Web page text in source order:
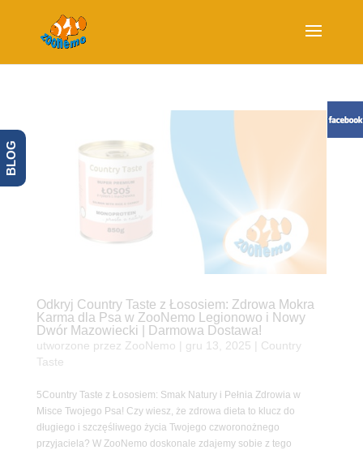
Odkryj Country Taste z Łososiem: Zdrowa Mokra
Karma dla Psa w ZooNemo Legionowo i Nowy
Dwór Mazowiecki | Darmowa Dostawa!
utworzone przez ZooNemo gru 13, 2025
Country
Taste
5Country Taste z Łososiem: Smak Natury i Pełnia Zdrowia w
Misce Twojego Psa! Czy wiesz, że zdrowa dieta to klucz do
długiego i szczęśliwego życia Twojego czworonożnego
przyjaciela? W ZooNemo doskonale zdajemy sobie z tego
BLOG